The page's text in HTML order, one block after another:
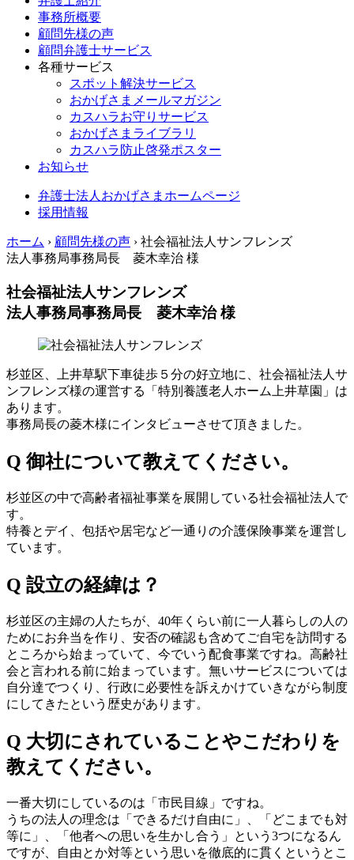
事務所概要
顧問先様の声
顧問弁護士サービス
各種サービス
スポット解決サービス
おかげさまメールマガジン
カスハラお守りサービス
おかげさまライブラリ
カスハラ防止啓発ポスター
お知らせ
弁護士法人おかげさまホームページ
採用情報
ホーム › 顧問先様の声 › 社会福祉法人サンフレンズ
法人事務局事務局長 菱木幸治 様
社会福祉法人サンフレンズ
法人事務局事務局長 菱木幸治 様
杉並区、上井草駅下車徒歩５分の好立地に、社会福祉法人サ
ンフレンズ様の運営する「特別養護老人ホーム上井草園」は
あります。
事務局長の菱木様にインタビューさせて頂きました。
Q 御社について教えてください。
杉並区の中で高齢者福祉事業を展開している社会福祉法人で
す。
特養とデイ、包括や居宅など一通りの介護保険事業を運営し
ています。
Q 設立の経緯は？
杉並区の主婦の人たちが、40年くらい前に一人暮らしの人の
ためにお弁当を作り、安否の確認も含めてご自宅を訪問する
ところから始まっていて、今でいう配食事業ですね。高齢社
会と言われる前に始まっています。無いサービスについては
自分達でつくり、行政に必要性を訴えかけていきながら制度
にしてきたという歴史があります。
Q 大切にされていることやこだわりを
教えてください。
一番大切にしているのは「市民目線」ですね。
うちの法人の理念は「できるだけ自由に」、「どこまでも対
等に」、「他者への思いを生かし合う」という3つになるん
ですが、自由とか対等という思いを徹底的に貫くというとこ